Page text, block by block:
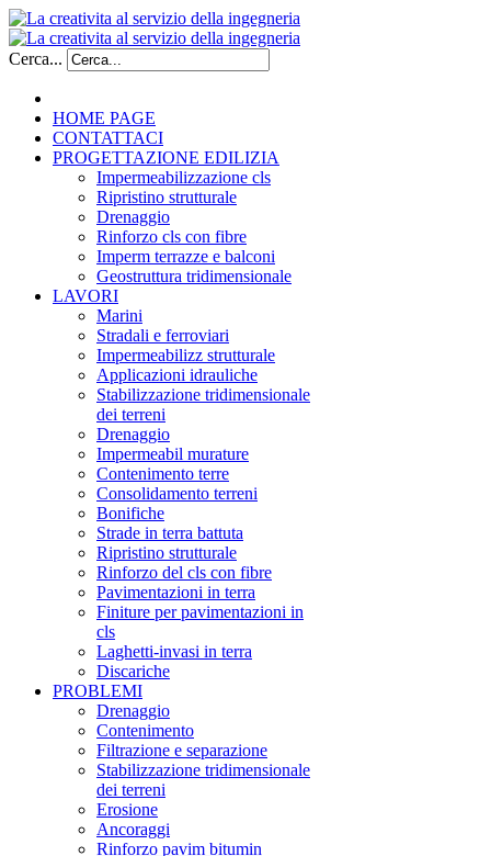
Cerca...
HOME PAGE
CONTATTACI
PROGETTAZIONE EDILIZIA
Impermeabilizzazione cls
Ripristino strutturale
Drenaggio
Rinforzo cls con fibre
Imperm terrazze e balconi
Geostruttura tridimensionale
LAVORI
Marini
Stradali e ferroviari
Impermeabilizz strutturale
Applicazioni idrauliche
Stabilizzazione tridimensionale
dei terreni
Drenaggio
Impermeabil murature
Contenimento terre
Consolidamento terreni
Bonifiche
Strade in terra battuta
Ripristino strutturale
Rinforzo del cls con fibre
Pavimentazioni in terra
Finiture per pavimentazioni in
cls
Laghetti-invasi in terra
Discariche
PROBLEMI
Drenaggio
Contenimento
Filtrazione e separazione
Stabilizzazione tridimensionale
dei terreni
Erosione
Ancoraggi
Rinforzo pavim bitumin